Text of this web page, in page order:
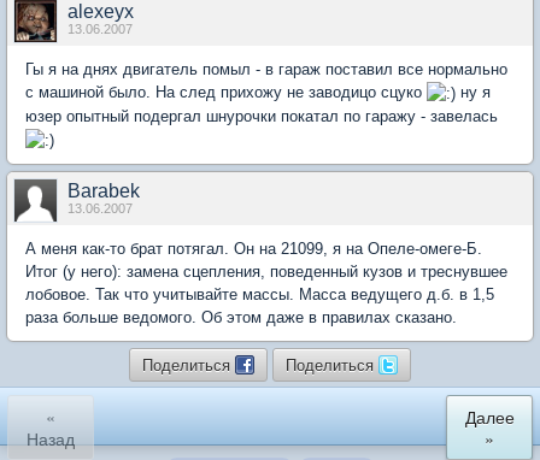
alexeyx
13.06.2007
Гы я на днях двигатель помыл - в гараж поставил все нормально
с машиной было. На след прихожу не заводицо сцуко
ну я
юзер опытный подергал шнурочки покатал по гаражу - завелась
Barabek
13.06.2007
А меня как-то брат потягал. Он на 21099, я на Опеле-омеге-Б.
Итог (у него): замена сцепления, поведенный кузов и треснувшее
лобовое. Так что учитывайте массы. Масса ведущего д.б. в 1,5
раза больше ведомого. Об этом даже в правилах сказано.
Поделиться Поделиться
«
Назад
Далее
»